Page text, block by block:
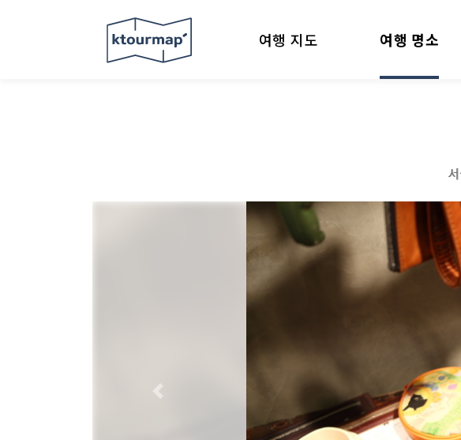
여행 지도 여행 명소